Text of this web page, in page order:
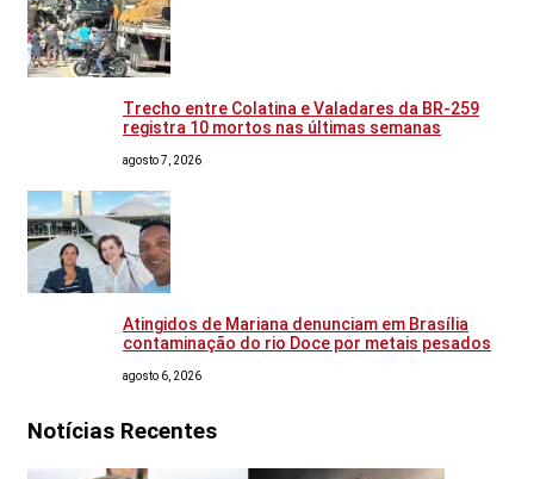
Trecho entre Colatina e Valadares da BR-259
registra 10 mortos nas últimas semanas
agosto 7, 2026
Atingidos de Mariana denunciam em Brasília
contaminação do rio Doce por metais pesados
agosto 6, 2026
Notícias Recentes